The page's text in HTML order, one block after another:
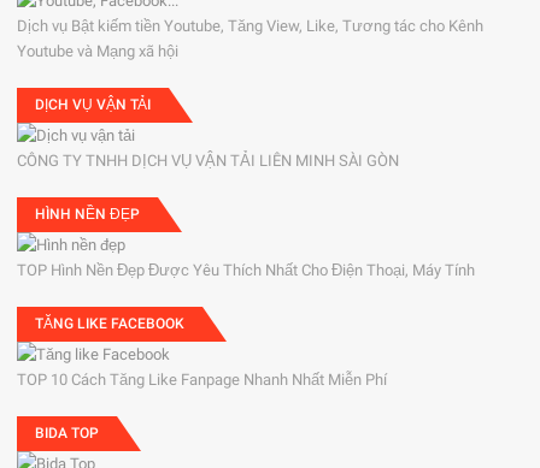
Dịch vụ Bật kiếm tiền Youtube, Tăng View, Like, Tương tác cho Kênh
Youtube và Mạng xã hội
DỊCH VỤ VẬN TẢI
CÔNG TY TNHH DỊCH VỤ VẬN TẢI LIÊN MINH SÀI GÒN
HÌNH NỀN ĐẸP
TOP Hình Nền Đẹp Được Yêu Thích Nhất Cho Điện Thoại, Máy Tính
TĂNG LIKE FACEBOOK
TOP 10 Cách Tăng Like Fanpage Nhanh Nhất Miễn Phí
BIDA TOP